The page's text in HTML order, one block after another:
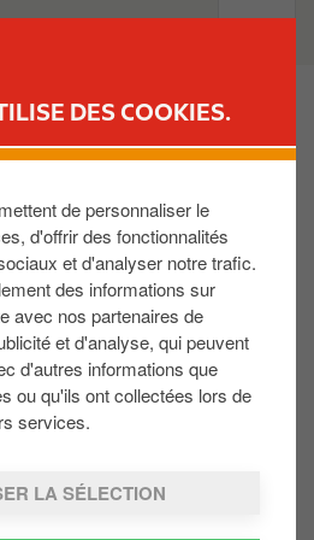
DES COOKIES.
de personnaliser le
d'offrir des fonctionnalités
et d'analyser notre trafic.
des informations sur
avec nos partenaires de
et d'analyse, qui peuvent
d'autres informations que
ou qu'ils ont collectées lors de
services.
LA SÉLECTION
UNE STATION
DIR. LIEGE
Liege, Waremme